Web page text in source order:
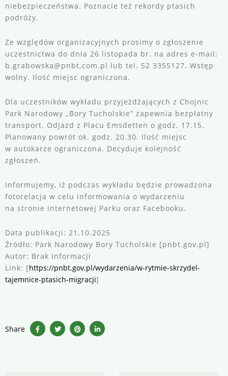
niebezpieczeństwa. Poznacie też rekordy ptasich
podróży.
Ze względów organizacyjnych prosimy o zgłoszenie
uczestnictwa do dnia 26 listopada br. na adres e-mail:
b.grabowska@pnbt.com.pl lub tel. 52 3355127. Wstęp
wolny. Ilość miejsc ograniczona.
Dla uczestników wykładu przyjeżdżających z Chojnic
Park Narodowy „Bory Tucholskie” zapewnia bezpłatny
transport. Odjazd z Placu Emsdetten o godz. 17.15.
Planowany powrót ok. godz. 20.30. Ilość miejsc
w autokarze ograniczona. Decyduje kolejność
zgłoszeń.
Informujemy, iż podczas wykładu będzie prowadzona
fotorelacja w celu informowania o wydarzeniu
na stronie internetowej Parku oraz Facebooku.
Data publikacji: 21.10.2025
Źródło: Park Narodowy Bory Tucholskie [pnbt.gov.pl]
Autor: Brak Informacji
Link: [https://pnbt.gov.pl/wydarzenia/w-rytmie-skrzydel-
tajemnice-ptasich-migracji]
Share